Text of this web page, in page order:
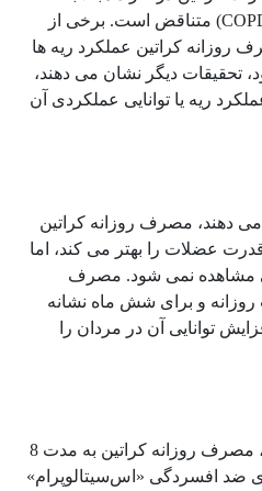
بیماری مزمن انسدادی ریه (COPD) متناقض است. برخی از
روزانه کراتین عملکرد ریه ها
تحقیقات دیگر نشان می دهند،
ریه یا توانایی عملکردی آن
دهند، مصرف روزانه کراتین
توان و قدرت عضلات را بهتر می کند، اما
مشاهده نمی شود. مصرف
و برای شش ماه نشانه
توانایی آن در مردان را
تحقیقات اخیر نشان می دهند، مصرف روزانه کراتین به مدت 8
ضد افسردگی «اس‌سیتالوپرام»